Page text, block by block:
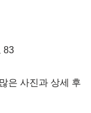
83
은 사진과 상세 후